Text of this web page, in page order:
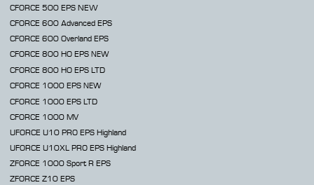
CFORCE 500 EPS NEW
CFORCE 600 Advanced EPS
CFORCE 600 Overland EPS
CFORCE 800 HO EPS NEW
CFORCE 800 HO EPS LTD
CFORCE 1000 EPS NEW
CFORCE 1000 EPS LTD
CFORCE 1000 MV
UFORCE U10 PRO EPS Highland
UFORCE U10XL PRO EPS Highland
ZFORCE 1000 Sport R EPS
ZFORCE Z10 EPS